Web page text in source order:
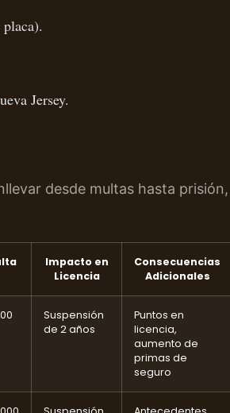
Jersey.
desde multas hasta prisión,
Impacto en
Licencia
Consecuencias
Adicionales
Suspensión
de 2 años
Puntos en
licencia,
aumento de
primas de
seguro